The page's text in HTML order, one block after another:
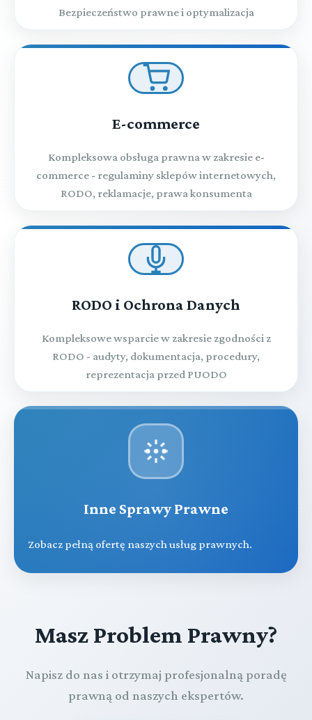
Bezpieczeństwo prawne i optymalizacja
E-commerce
Kompleksowa obsługa prawna w zakresie e-
commerce - regulaminy sklepów internetowych,
RODO, reklamacje, prawa konsumenta
RODO i Ochrona Danych
Kompleksowe wsparcie w zakresie zgodności z
RODO - audyty, dokumentacja, procedury,
reprezentacja przed PUODO
Inne Sprawy Prawne
Zobacz pełną ofertę naszych usług prawnych.
Masz Problem Prawny?
Napisz do nas i otrzymaj profesjonalną poradę
prawną od naszych ekspertów.